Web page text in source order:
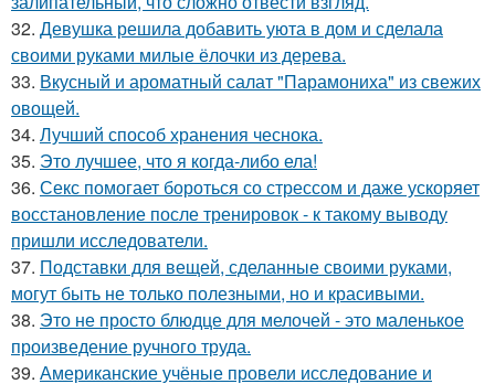
32. Девушка решила добавить уюта в дом и сделала
своими руками милые ёлочки из дерева.
33. Вкусный и ароматный салат "Парамониха" из свежих
овощей.
34. Лучший способ хранения чеснока.
35. Это лучшее, что я когда-либо ела!
36. Секс помогает бороться со стрессом и даже ускоряет
восстановление после тренировок - к такому выводу
пришли исследователи.
37. Подставки для вещей, сделанные своими руками,
могут быть не только полезными, но и красивыми.
38. Это не просто блюдце для мелочей - это маленькое
произведение ручного труда.
39. Американские учёные провели исследование и